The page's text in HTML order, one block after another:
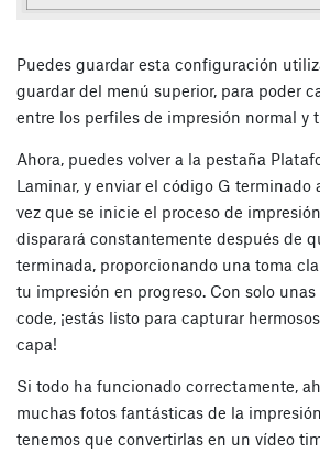
Puedes guardar esta configuración
guardar del menú superior, para poder
entre los perfiles de impresión normal y
Ahora, puedes volver a la pestaña
Laminar, y enviar el código G terminado
vez que se inicie el proceso de
disparará constantemente después de
terminada, proporcionando una toma
tu impresión en progreso. Con solo
code, ¡estás listo para capturar
capa!
Si todo ha funcionado correctamente,
muchas fotos fantásticas de la
tenemos que convertirlas en un vídeo